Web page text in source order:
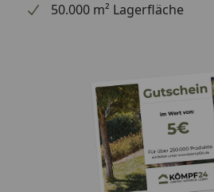
50.000 m² Lagerfläche